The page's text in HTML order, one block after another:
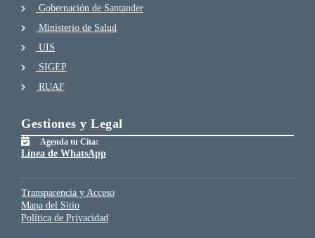
Gobernación de Santander
Ministerio de Salud
UIS
SIGEP
RUAF
Gestiones y Legal
Agenda tu Cita:
Línea de WhatsApp
Transparencia y Acceso
Mapa del Sitio
Política de Privacidad